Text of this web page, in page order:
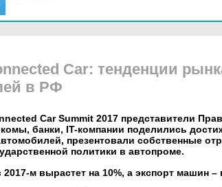
Car: тенденции
в РФ
Car Summit 2017 представители
банки, IT-компании поделились
презентовали собственные
политики в автопроме.
м вырастет на 10%, а экспорт машин –